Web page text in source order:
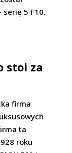
5 F10.
stoi za
firma
ta
roku